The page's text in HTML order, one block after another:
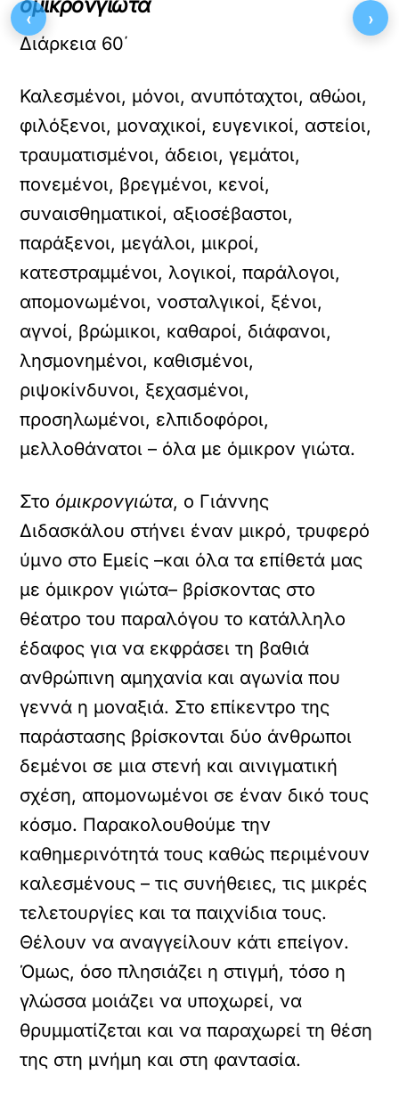
όμικρονγιώτα
Διάρκεια 60΄
Καλεσμένοι, μόνοι, ανυπόταχτοι, αθώοι,
φιλόξενοι, μοναχικοί, ευγενικοί, αστείοι,
τραυματισμένοι, άδειοι, γεμάτοι,
πονεμένοι, βρεγμένοι, κενοί,
συναισθηματικοί, αξιοσέβαστοι,
παράξενοι, μεγάλοι, μικροί,
κατεστραμμένοι, λογικοί, παράλογοι,
απομονωμένοι, νοσταλγικοί, ξένοι,
αγνοί, βρώμικοι, καθαροί, διάφανοι,
λησμονημένοι, καθισμένοι,
ριψοκίνδυνοι, ξεχασμένοι,
προσηλωμένοι, ελπιδοφόροι,
μελλοθάνατοι – όλα με όμικρον γιώτα.
Στο όμικρονγιώτα, ο Γιάννης
Διδασκάλου στήνει έναν μικρό, τρυφερό
ύμνο στο Εμείς –και όλα τα επίθετά μας
με όμικρον γιώτα– βρίσκοντας στο
θέατρο του παραλόγου το κατάλληλο
έδαφος για να εκφράσει τη βαθιά
ανθρώπινη αμηχανία και αγωνία που
γεννά η μοναξιά. Στο επίκεντρο της
παράστασης βρίσκονται δύο άνθρωποι
δεμένοι σε μια στενή και αινιγματική
σχέση, απομονωμένοι σε έναν δικό τους
κόσμο. Παρακολουθούμε την
καθημερινότητά τους καθώς περιμένουν
καλεσμένους – τις συνήθειες, τις μικρές
τελετουργίες και τα παιχνίδια τους.
Θέλουν να αναγγείλουν κάτι επείγον.
Όμως, όσο πλησιάζει η στιγμή, τόσο η
γλώσσα μοιάζει να υποχωρεί, να
θρυμματίζεται και να παραχωρεί τη θέση
της στη μνήμη και στη φαντασία.
‹ ›